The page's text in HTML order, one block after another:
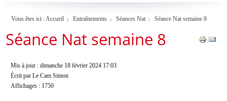
Vous êtes ici :Accueil Entraînements Séances Nat Séance Nat semaine 8
Séance Nat semaine 8
Mis à jour : dimanche 18 février 2024 17:03
Écrit par Le Cam Simon
Affichages : 1750